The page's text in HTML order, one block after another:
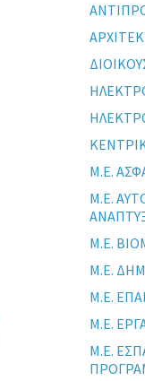
Μ.Ε.
Μ.Ε.
Μ.Ε.
Μ.Ε.
Μ.Ε.
Μ.Ε.
Μ.Ε.